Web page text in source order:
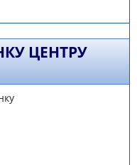
ЦЕНТРУ